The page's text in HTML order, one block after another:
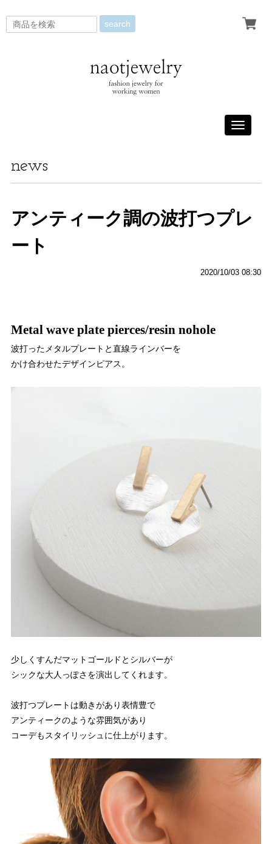
search
Toggle
news
アンティーク調の波打つプレ
ート
2020/10/03 08:30
Metal wave plate pierces/resin nohole
波打ったメタルプレートと直線ラインバーを
かけ合わせたデザインピアス。
少しくすんだマットゴールドとシルバーが
シックな大人っぽさを演出してくれます。
波打つプレートは動きがあり表情豊で
アンティークのような雰囲気があり
コーデもスタイリッシュに仕上がります。